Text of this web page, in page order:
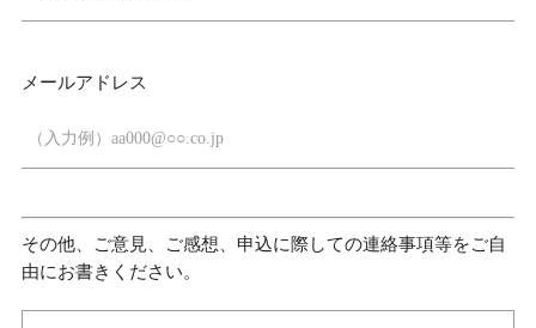
メールアドレス
その他、ご意見、ご感想、申込に際しての連絡事項等をご自
由にお書きください。